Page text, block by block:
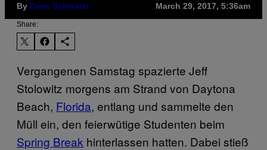
By Drew Schwartz March 29, 2017, 5:36am
Share:
Vergangenen Samstag spazierte Jeff
Stolowitz morgens am Strand von Daytona
Beach, Florida, entlang und sammelte den
Müll ein, den feierwütige Studenten beim
Spring Break hinterlassen hatten. Dabei stieß